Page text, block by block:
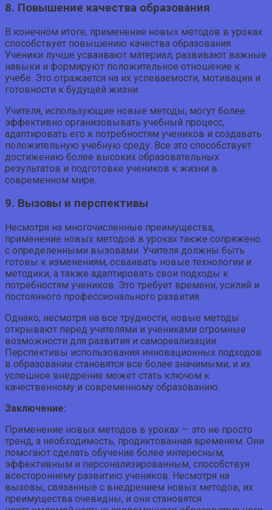
8. Повышение качества образования
В конечном итоге, применение новых методов в уроках
способствует повышению качества образования.
Ученики лучше усваивают материал, развивают важные
навыки и формируют положительное отношение к
учебе. Это отражается на их успеваемости, мотивации и
готовности к будущей жизни.
Учителя, использующие новые методы, могут более
эффективно организовывать учебный процесс,
адаптировать его к потребностям учеников и создавать
положительную учебную среду. Все это способствует
достижению более высоких образовательных
результатов и подготовке учеников к жизни в
современном мире.
9. Вызовы и перспективы
Несмотря на многочисленные преимущества,
применение новых методов в уроках также сопряжено
с определенными вызовами. Учителя должны быть
готовы к изменениям, осваивать новые технологии и
методики, а также адаптировать свои подходы к
потребностям учеников. Это требует времени, усилий и
постоянного профессионального развития.
Однако, несмотря на все трудности, новые методы
открывают перед учителями и учениками огромные
возможности для развития и самореализации.
Перспективы использования инновационных подходов
в образовании становятся все более значимыми, и их
успешное внедрение может стать ключом к
качественному и современному образованию.
Заключение:
Применение новых методов в уроках — это не просто
тренд, а необходимость, продиктованная временем. Они
помогают сделать обучение более интересным,
эффективным и персонализированным, способствуя
всестороннему развитию учеников. Несмотря на
вызовы, связанные с внедрением новых методов, их
преимущества очевидны, и они становятся